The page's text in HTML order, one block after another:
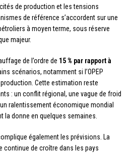
de production et les tensions
de référence s’accordent sur une
à moyen terme, sous réserve
majeur.
de l’ordre de 15 % par rapport à
scénarios, notamment si l’OPEP
Cette estimation reste
: un conflit régional, une vague de froid
ralentissement économique mondial
la donne en quelques semaines.
également les prévisions. La
continue de croître dans les pays